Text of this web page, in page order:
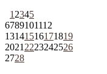
1 2345
6789101112
13141516171819
2021 2223242526
2728